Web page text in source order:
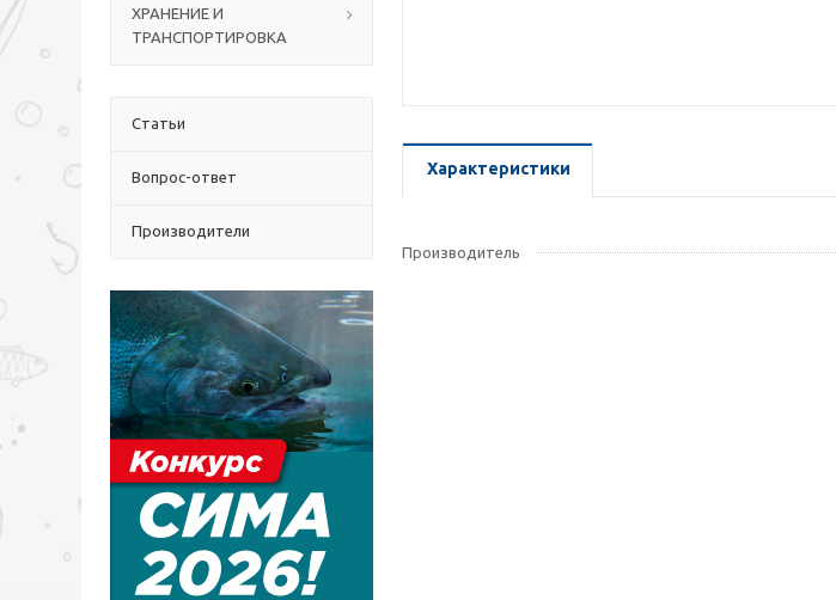
ХРАНЕНИЕ И
ТРАНСПОРТИРОВКА
Статьи
Вопрос-ответ
Производители
Характеристики
Производитель